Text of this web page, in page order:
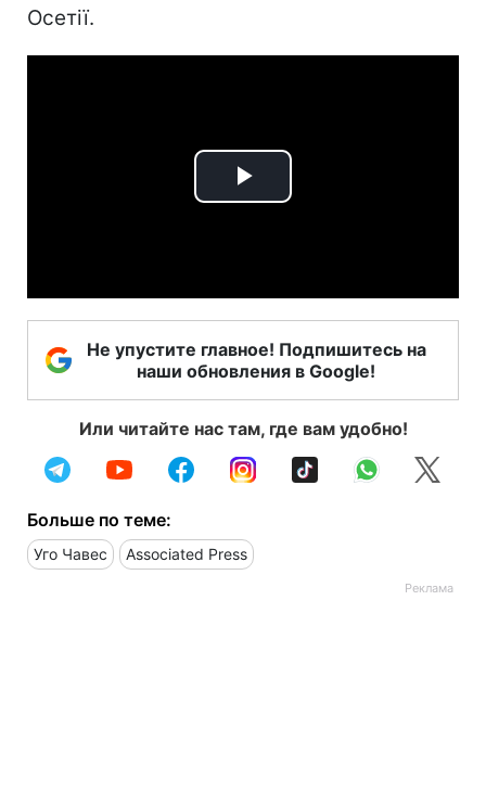
Осетії.
Play
Не упустите главное! Подпишитесь на
наши обновления в Google!
Или читайте нас там, где вам удобно!
Больше по теме:
Уго Чавес Associated Press